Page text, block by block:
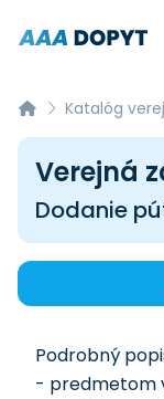
Katalóg
Verejná
Dodanie
Podrobný
- predmetom